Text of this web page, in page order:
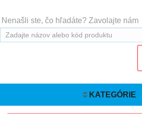
Nenašli ste, čo hľadáte? Zavolajte nám
KATEGÓRIE